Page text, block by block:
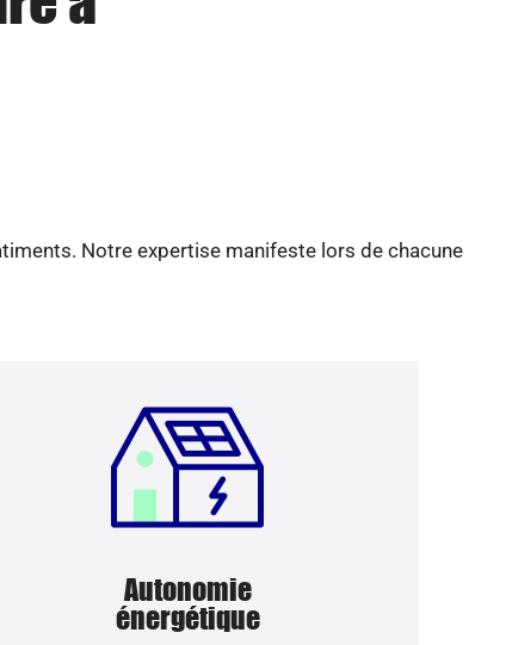
Notre expertise manifeste lors de chacune
Autonomie
énergétique